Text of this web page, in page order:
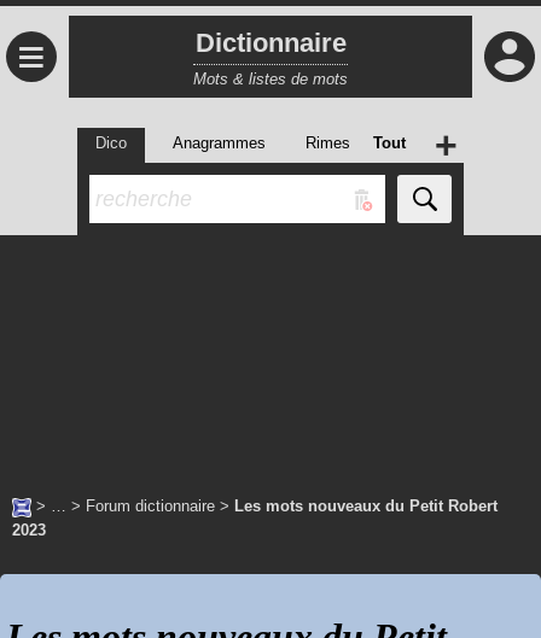
≡ Dictionnaire
Mots & listes de mots
Dico Anagrammes Rimes Tout +
> … > Forum dictionnaire > Les mots nouveaux du Petit Robert
2023